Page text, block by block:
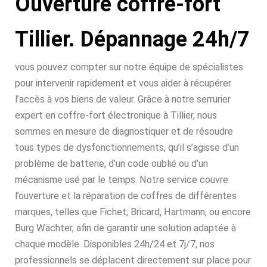
Tillier. Dépannage 24h/7
vous pouvez compter sur notre équipe de spécialistes
pour intervenir rapidement et vous aider à récupérer
l’accès à vos biens de valeur. Grâce à notre serrurier
expert en coffre-fort électronique à Tillier, nous
sommes en mesure de diagnostiquer et de résoudre
tous types de dysfonctionnements, qu’il s’agisse d’un
problème de batterie, d’un code oublié ou d’un
mécanisme usé par le temps. Notre service couvre
l’ouverture et la réparation de coffres de différentes
marques, telles que Fichet, Bricard, Hartmann, ou encore
Burg Wächter, afin de garantir une solution adaptée à
chaque modèle. Disponibles 24h/24 et 7j/7, nos
professionnels se déplacent directement sur place pour